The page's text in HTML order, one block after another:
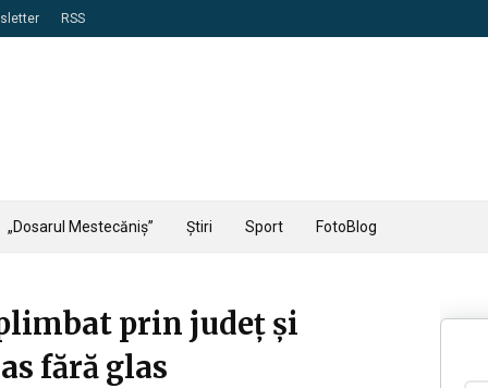
RSS
„Dosarul Mestecăniș” Știri Sport FotoBlog
prin județ și
fără glas